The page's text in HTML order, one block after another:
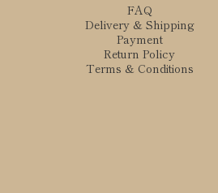
FAQ
Delivery & Shipping
Payment
Return Policy
Terms & Conditions